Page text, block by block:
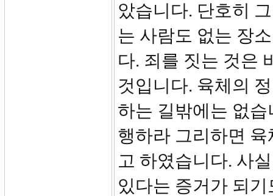
았습니다. 단호히
는 사람도 없는 장
다. 죄를 짓는 것은
것입니다. 육체의
하는 길밖에는 없
행하라 그리하면
고 하였습니다. 사
있다는 증거가 되